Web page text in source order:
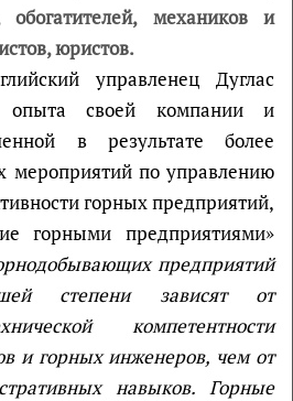
механиков и
юристов.
управленец Дуглас
своей компании и
в результате более
мероприятий по управлению
горных предприятий,
горными предприятиями»
предприятий
степени зависят от
компетентности
и горных инженеров, чем от
навыков. Горные